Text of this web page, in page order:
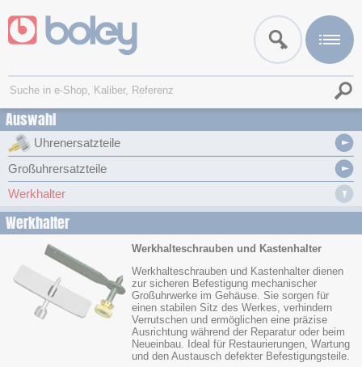
Auswahl
Uhrenersatzteile
Großuhrersatzteile
Werkhalter
Werkhalter
Werkhalteschrauben und Kastenhalter
Werkhalteschrauben und Kastenhalter dienen
zur sicheren Befestigung mechanischer
Großuhrwerke im Gehäuse. Sie sorgen für
einen stabilen Sitz des Werkes, verhindern
Verrutschen und ermöglichen eine präzise
Ausrichtung während der Reparatur oder beim
Neueinbau. Ideal für Restaurierungen, Wartung
und den Austausch defekter Befestigungsteile.